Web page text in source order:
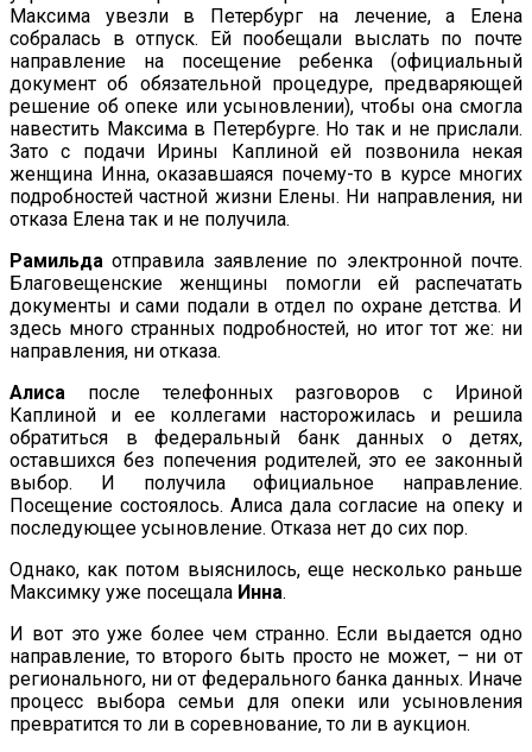
Максима увезли в Петербург на лечение, а Елена
собралась в отпуск. Ей пообещали выслать по почте
направление на посещение ребенка (официальный
документ об обязательной процедуре, предваряющей
решение об опеке или усыновлении), чтобы она смогла
навестить Максима в Петербурге. Но так и не прислали.
Зато с подачи Ирины Каплиной ей позвонила некая
женщина Инна, оказавшаяся почему-то в курсе многих
подробностей частной жизни Елены. Ни направления, ни
отказа Елена так и не получила.
Рамильда отправила заявление по электронной почте.
Благовещенские женщины помогли ей распечатать
документы и сами подали в отдел по охране детства. И
здесь много странных подробностей, но итог тот же: ни
направления, ни отказа.
Алиса после телефонных разговоров с Ириной
Каплиной и ее коллегами насторожилась и решила
обратиться в федеральный банк данных о детях,
оставшихся без попечения родителей, это ее законный
выбор. И получила официальное направление.
Посещение состоялось. Алиса дала согласие на опеку и
последующее усыновление. Отказа нет до сих пор.
Однако, как потом выяснилось, еще несколько раньше
Максимку уже посещала Инна.
И вот это уже более чем странно. Если выдается одно
направление, то второго быть просто не может, – ни от
регионального, ни от федерального банка данных. Иначе
процесс выбора семьи для опеки или усыновления
превратится то ли в соревнование, то ли в аукцион.